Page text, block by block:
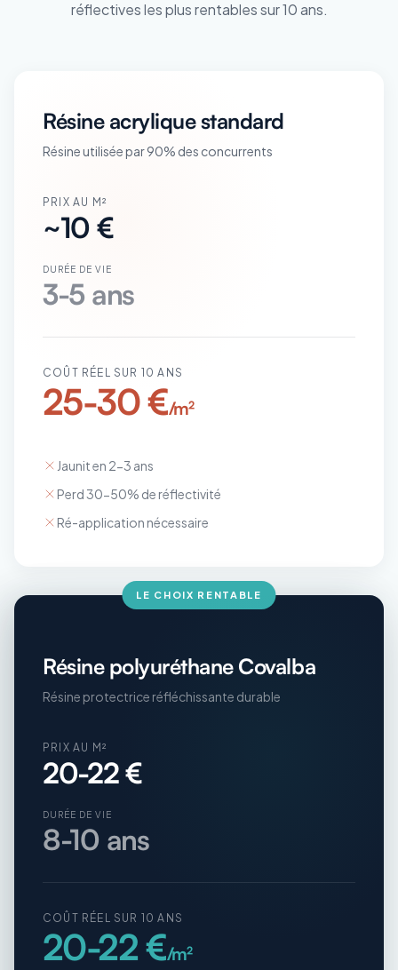
réflectives les plus rentables sur 10 ans.
Résine acrylique standard
Résine utilisée par 90% des concurrents
PRIX AU M²
~10 €
DURÉE DE VIE
3-5 ans
COÛT RÉEL SUR 10 ANS
25-30 €/m²
Jaunit en 2-3 ans
Perd 30-50% de réflectivité
Ré-application nécessaire
LE CHOIX RENTABLE
Résine polyuréthane Covalba
Résine protectrice réfléchissante durable
PRIX AU M²
20-22 €
DURÉE DE VIE
8-10 ans
COÛT RÉEL SUR 10 ANS
20-22 €/m²